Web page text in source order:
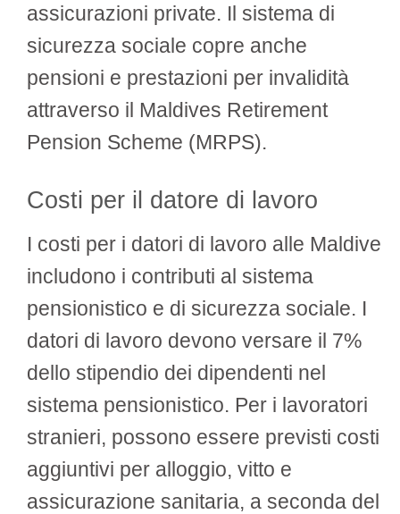
assicurazioni private. Il sistema di
sicurezza sociale copre anche
pensioni e prestazioni per invalidità
attraverso il Maldives Retirement
Pension Scheme (MRPS).
Costi per il datore di lavoro
I costi per i datori di lavoro alle Maldive
includono i contributi al sistema
pensionistico e di sicurezza sociale. I
datori di lavoro devono versare il 7%
dello stipendio dei dipendenti nel
sistema pensionistico. Per i lavoratori
stranieri, possono essere previsti costi
aggiuntivi per alloggio, vitto e
assicurazione sanitaria, a seconda del